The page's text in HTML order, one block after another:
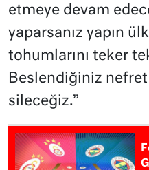
etmeye devam
yaparsanız yapın
tohumlarını teker
Beslendiğiniz
sileceğiz.”